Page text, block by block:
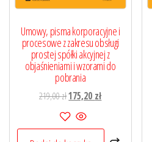
Umowy, pisma korporacyjne i
procesowe z zakresu obsługi
prostej spółki akcyjnej z
objaśnieniami i wzorami do
pobrania
219,00złPierwotna
cena
wynosiła:
219,00 zł.
175,20 złAktualna
175,20 zł.